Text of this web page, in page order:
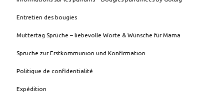
Entretien des bougies
Muttertag Sprüche – liebevolle Worte & Wünsche für Mama
Sprüche zur Erstkommunion und Konfirmation
Politique de confidentialité
Expédition